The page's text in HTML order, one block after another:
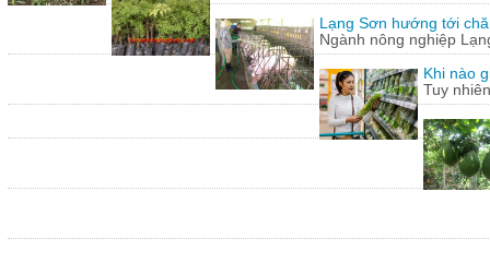
Lạng Sơn hướng tới
Ngành nông nghiệp
Khi nào
Tuy